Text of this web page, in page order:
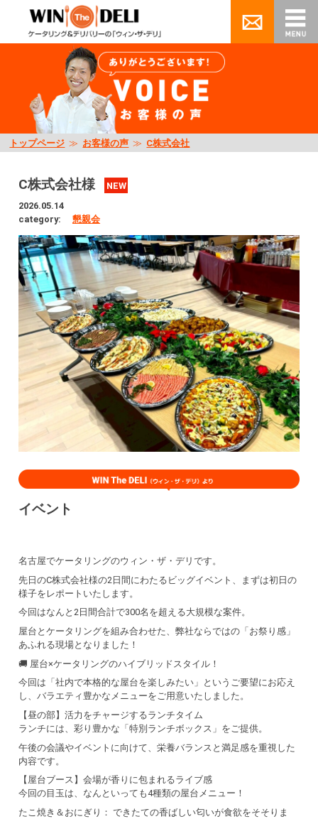
トップページ ≫ お客様の声 ≫ C株式会社
C株式会社様
NEW
2026.05.14
category:
懇親会
イベント
名古屋でケータリングのウィン・ザ・デリです。
先日のC株式会社様の2日間にわたるビッグイベント、まずは初日の
様子をレポートいたします。
今回はなんと2日間合計で300名を超える大規模な案件。
屋台とケータリングを組み合わせた、弊社ならではの「お祭り感」
あふれる現場となりました！
🚚 屋台×ケータリングのハイブリッドスタイル！
今回は「社内で本格的な屋台を楽しみたい」というご要望にお応え
し、バラエティ豊かなメニューをご用意いたしました。
【昼の部】活力をチャージするランチタイム
ランチには、彩り豊かな「特別ランチボックス」をご提供。
午後の会議やイベントに向けて、栄養バランスと満足感を重視した
内容です。
【屋台ブース】会場が香りに包まれるライブ感
今回の目玉は、なんといっても4種類の屋台メニュー！
たこ焼き＆おにぎり： できたての香ばしい匂いが食欲をそそりま